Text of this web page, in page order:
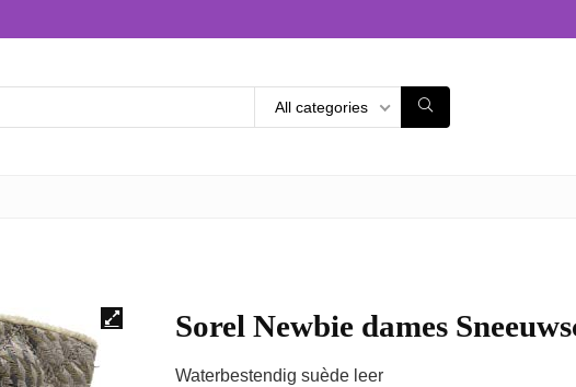
All categories
Sorel Newbie dames
Waterbestendig suède leer